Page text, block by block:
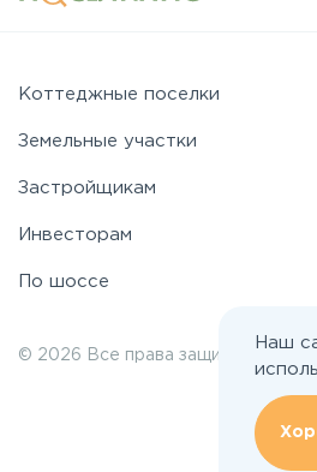
Коттеджные поселки
Земельные участки
Застройщикам
Инвесторам
По шоссе
© 2026 Все права защищены |
142613, Московская область, Орехово-Зуево,
Наш